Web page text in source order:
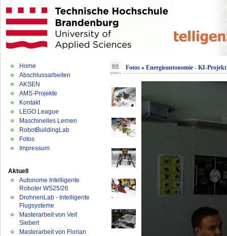
Home
Abschlussarbeiten
AKSEN
AMS-Projekte
Kontakt
LEGO League
Maschinelles Lernen
RobotBuildingLab
Fotos
Impressum
Aktuell
Autonome Intelligente
Roboter WS25/26
DrohnenLab - Intelligente
Flugsysteme
Masterarbeit von Veit
Siebert
Masterarbeit von Florian
Fotos» Energieautonomie - KI-Projekt